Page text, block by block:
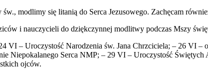
modlimy się litanią do Serca Jezusowego. Zachęcam
i nauczycieli do dziękczynnej modlitwy podczas Mszy
VI – Uroczystość Narodzenia św. Jana Chrzciciela; – 26 VI
Niepokalanego Serca NMP; – 29 VI – Uroczystość Świętych
ojców.